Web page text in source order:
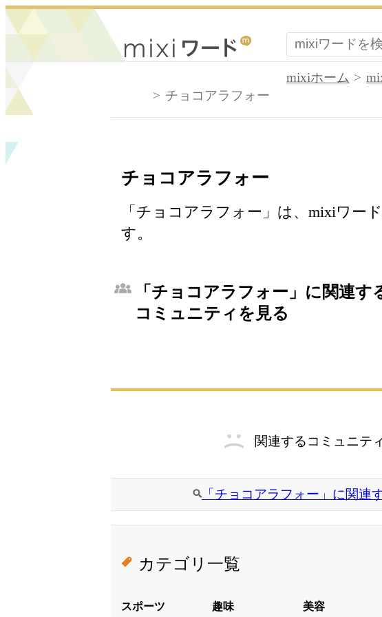
mixiホーム
チョコアラフォー
チョコアラフォー
「チョコアラフォー」は、mixiワー
す。
「チョコアラフォー」に関連す
コミュニティを見る
関連するコミュニテ
「チョコアラフォー」に関連
カテゴリ一覧
スポーツ 趣味 美容